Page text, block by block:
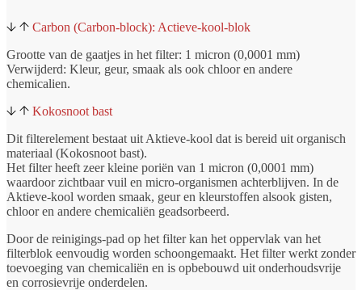
Carbon (Carbon-block): Actieve-kool-blok
Grootte van de gaatjes in het filter: 1 micron (0,0001 mm)
Verwijderd: Kleur, geur, smaak als ook chloor en andere
chemicalien.
Kokosnoot bast
Dit filterelement bestaat uit Aktieve-kool dat is bereid uit organisch
materiaal (Kokosnoot bast).
Het filter heeft zeer kleine poriën van 1 micron (0,0001 mm)
waardoor zichtbaar vuil en micro-organismen achterblijven. In de
Aktieve-kool worden smaak, geur en kleurstoffen alsook gisten,
chloor en andere chemicaliën geadsorbeerd.
Door de reinigings-pad op het filter kan het oppervlak van het
filterblok eenvoudig worden schoongemaakt. Het filter werkt zonder
toevoeging van chemicaliën en is opbebouwd uit onderhoudsvrije
en corrosievrije onderdelen.